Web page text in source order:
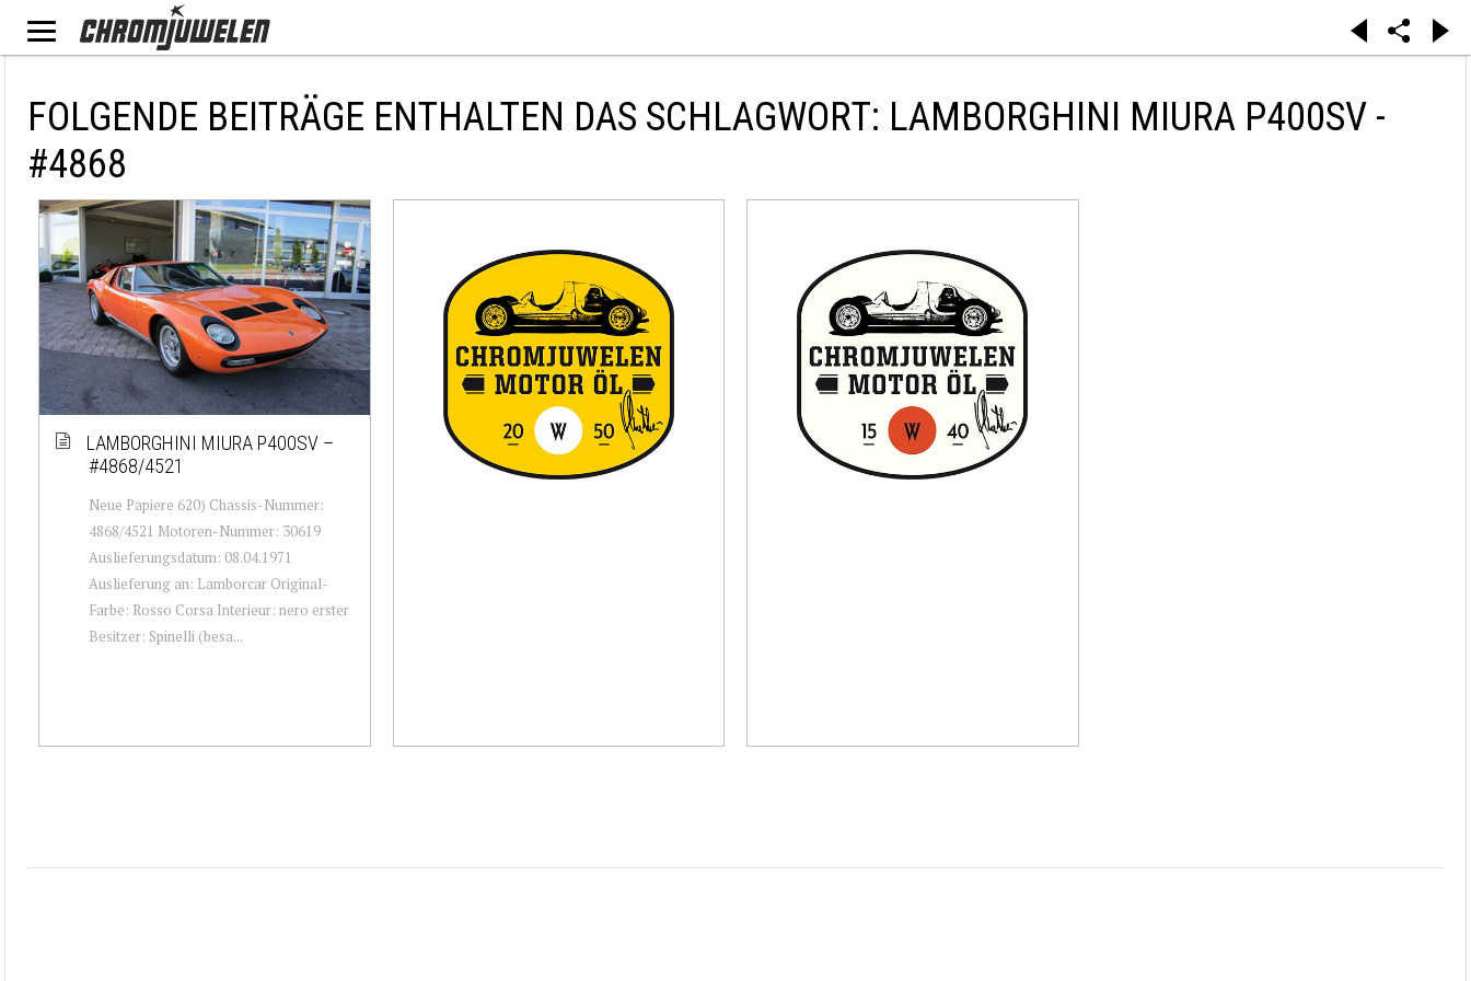
FOLGENDE BEITRÄGE ENTHALTEN DAS SCHLAGWORT: LAMBORGHINI MIURA P400SV -
#4868
LAMBORGHINI MIURA P400SV –
#4868/4521
Neue Papiere 620) Chassis-Nummer:
4868/4521 Motoren-Nummer: 30619
Auslieferungsdatum: 08.04.1971
Auslieferung an: Lamborcar Original-
Farbe: Rosso Corsa Interieur: nero erster
Besitzer: Spinelli (besa...